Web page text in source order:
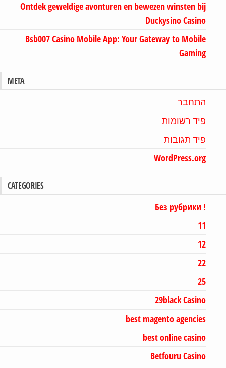
Ontdek geweldige avonturen en bewezen winsten bij
Duckysino Casino
Bsb007 Casino Mobile App: Your Gateway to Mobile
Gaming
META
התחבר
פיד רשומות
פיד תגובות
WordPress.org
CATEGORIES
12
22
25
29black Casino
best magento agencies
best online casino
Betfouru Casino